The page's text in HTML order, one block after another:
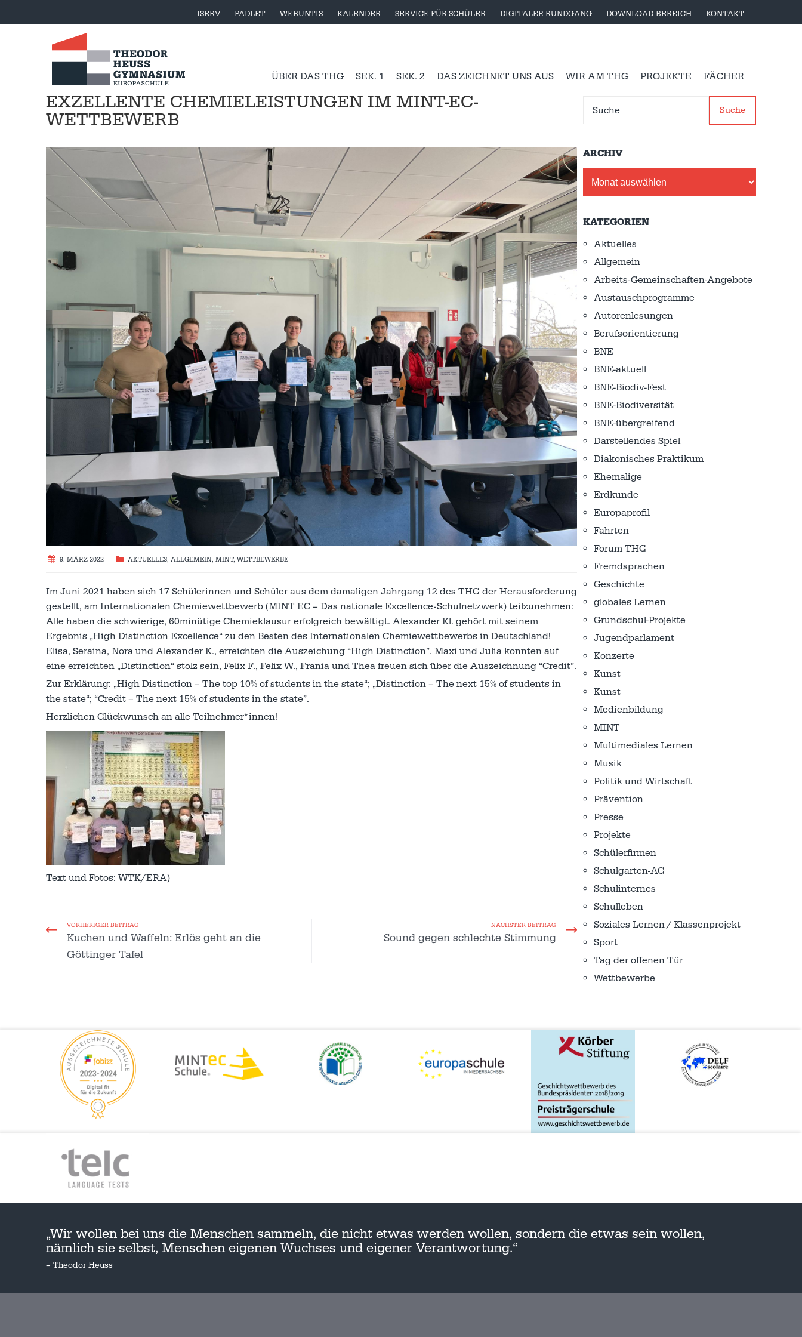
ISERV PADLET WEBUNTIS KALENDER SERVICE FÜR SCHÜLER DIGITALER RUNDGANG DOWNLOAD-BEREICH KONTAKT
ÜBER DAS THG SEK. 1 SEK. 2 DAS ZEICHNET UNS AUS WIR AM THG PROJEKTE FÄCHER
EXZELLENTE CHEMIELEISTUNGEN IM MINT-EC-
WETTBEWERB
9. MÄRZ 2022 AKTUELLES, ALLGEMEIN, MINT, WETTBEWERBE
Im Juni 2021 haben sich 17 Schülerinnen und Schüler aus dem damaligen Jahrgang 12 des THG der Herausforderung
gestellt, am Internationalen Chemiewettbewerb (MINT EC – Das nationale Excellence-Schulnetzwerk) teilzunehmen:
Alle haben die schwierige, 60minütige Chemieklausur erfolgreich bewältigt. Alexander Kl. gehört mit seinem
Ergebnis „High Distinction Excellence“ zu den Besten des Internationalen Chemiewettbewerbs in Deutschland!
Elisa, Seraina, Nora und Alexander K., erreichten die Auszeichung “High Distinction”. Maxi und Julia konnten auf
eine erreichten „Distinction“ stolz sein, Felix F., Felix W., Frania und Thea freuen sich über die Auszeichnung “Credit”.
Zur Erklärung: „High Distinction – The top 10% of students in the state“; „Distinction – The next 15% of students in
the state“; “Credit – The next 15% of students in the state”.
Herzlichen Glückwunsch an alle Teilnehmer*innen!
Text und Fotos: WTK/ERA)
VORHERIGER BEITRAG
Kuchen und Waffeln: Erlös geht an die
Göttinger Tafel
NÄCHSTER BEITRAG
Sound gegen schlechte Stimmung
Suche
ARCHIV
KATEGORIEN
Aktuelles
Allgemein
Arbeits-Gemeinschaften-Angebote
Austausch­programme
Autorenlesungen
Berufsorientierung
BNE
BNE-aktuell
BNE-Biodiv-Fest
BNE-Biodiversität
BNE-übergreifend
Darstellendes Spiel
Diakonisches Praktikum
Ehemalige
Erdkunde
Europaprofil
Fahrten
Forum THG
Fremdsprachen
Geschichte
globales Lernen
Grundschul-Projekte
Jugendparlament
Konzerte
Kunst
Kunst
Medienbildung
MINT
Multimediales Lernen
Musik
Politik und Wirtschaft
Prävention
Presse
Projekte
Schülerfirmen
Schulgarten-AG
Schulinternes
Schulleben
Soziales Lernen / Klassenprojekt
Sport
Tag der offenen Tür
Wettbewerbe
„Wir wollen bei uns die Menschen sammeln, die nicht etwas werden wollen, sondern die etwas sein wollen,
nämlich sie selbst, Menschen eigenen Wuchses und eigener Verantwortung.“
– Theodor Heuss